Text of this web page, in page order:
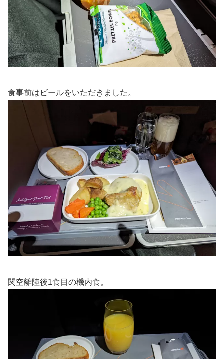
食事前はビールをいただきました。
関空離陸後1食目の機内食。